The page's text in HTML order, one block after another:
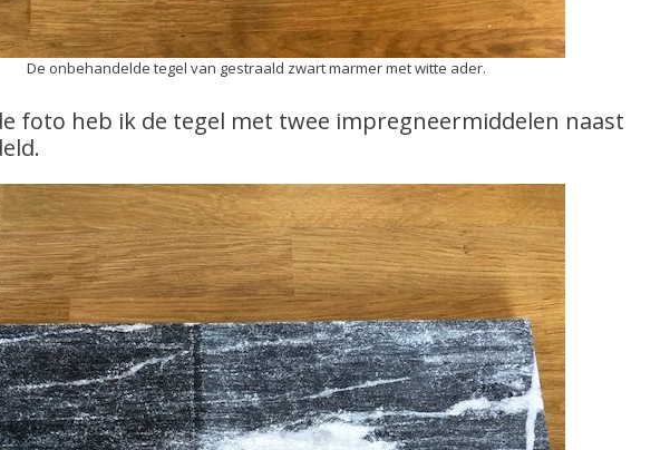
De onbehandelde tegel van gestraald zwart marmer met witte ader.
foto heb ik de tegel met twee impregneermiddelen naast